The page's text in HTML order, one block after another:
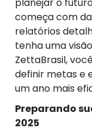
planejar o
começa com
relatórios
tenha uma
ZettaBrasil,
definir metas e
um ano mais
Preparandos
2025